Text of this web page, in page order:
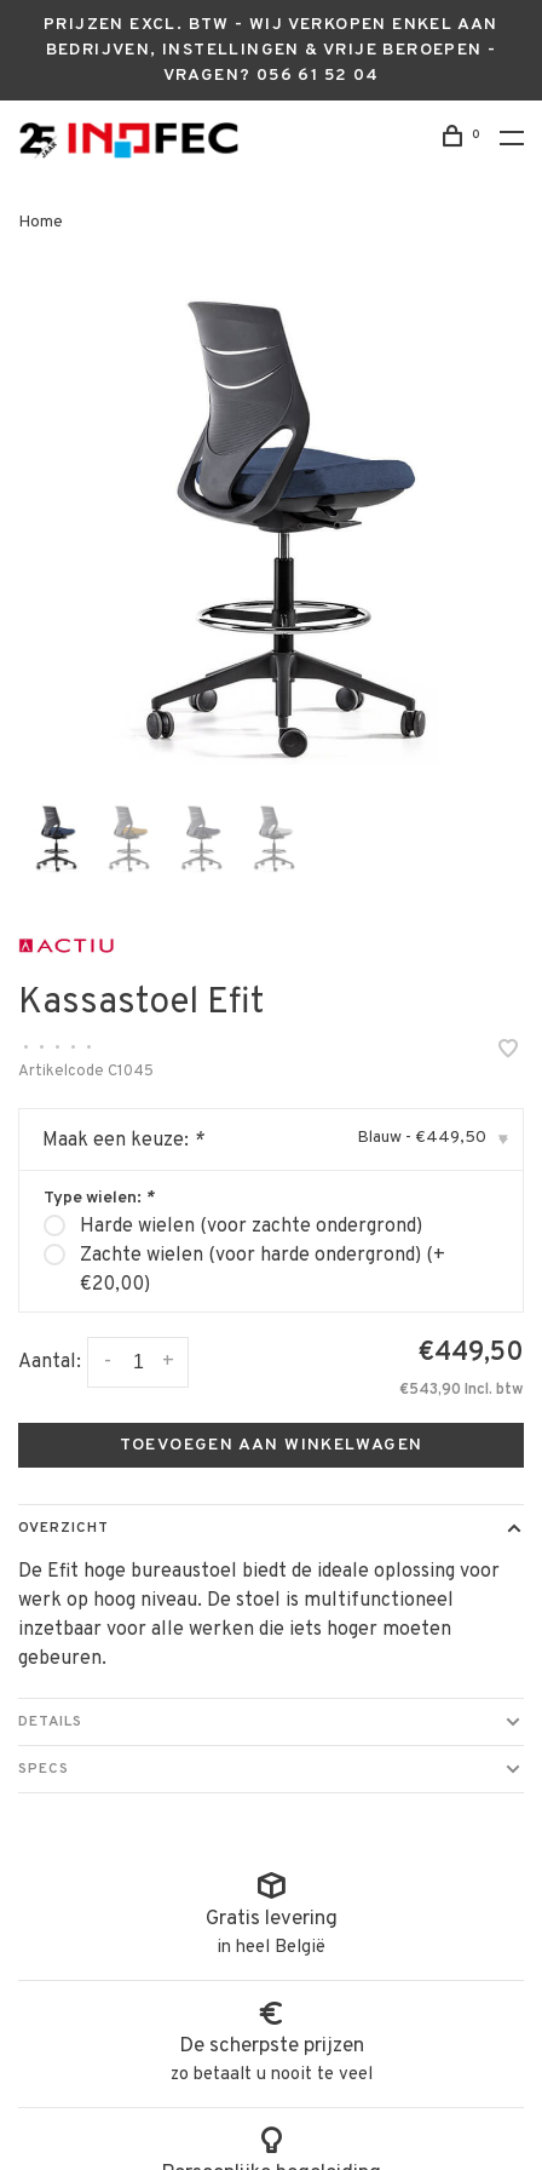
PRIJZEN EXCL. BTW - WIJ VERKOPEN ENKEL AAN
BEDRIJVEN, INSTELLINGEN & VRIJE BEROEPEN -
VRAGEN? 056 61 52 04
0
Home
Kassastoel Efit
• • • •
•
Artikelcode C1045
Maak een keuze: * Blauw - €449,50 ▾
Type wielen: *
Harde wielen (voor zachte ondergrond)
Zachte wielen (voor harde ondergrond) (+
€20,00)
Aantal: +
- €449,50
€543,90 Incl. btw
TOEVOEGEN AAN WINKELWAGEN
OVERZICHT
De Efit hoge bureaustoel biedt de ideale oplossing voor
werk op hoog niveau. De stoel is multifunctioneel
inzetbaar voor alle werken die iets hoger moeten
gebeuren.
DETAILS
SPECS
Gratis levering
in heel België
De scherpste prijzen
zo betaalt u nooit te veel